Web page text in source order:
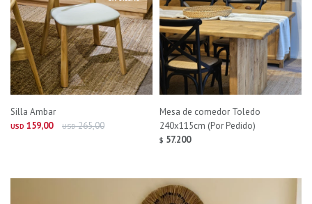
Silla Ambar
USD 159,00 USD 265,00
Mesa de comedor Toledo
240x115cm (Por Pedido)
$ 57.200